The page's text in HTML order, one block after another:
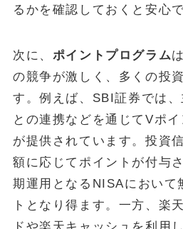
るかを確認しておくと安心
次に、 ポイントプログラム
の競争が激しく、多くの投
す。例えば、SBI証券では
との連携などを通じてVポ
が提供されています。投資
額に応じてポイントが付与
期運用となるNISAにおいて
トとなり得ます。一方、楽